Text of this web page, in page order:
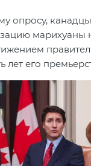
опросу, канадцы
марихуаны
лет его